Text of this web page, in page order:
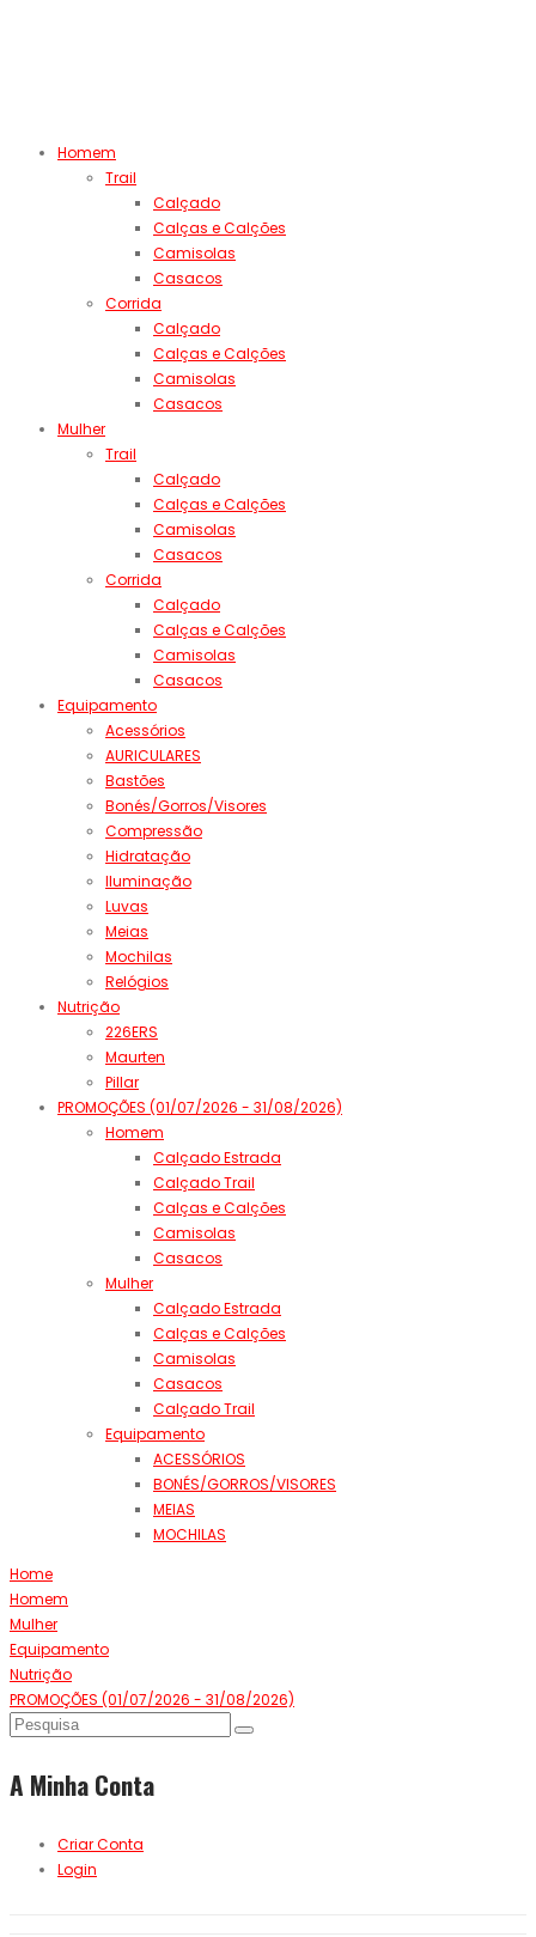
Homem
Trail
Calçado
Calças e Calções
Camisolas
Casacos
Corrida
Calçado
Calças e Calções
Camisolas
Casacos
Mulher
Trail
Calçado
Calças e Calções
Camisolas
Casacos
Corrida
Calçado
Calças e Calções
Camisolas
Casacos
Equipamento
Acessórios
AURICULARES
Bastões
Bonés/Gorros/Visores
Compressão
Hidratação
Iluminação
Luvas
Meias
Mochilas
Relógios
Nutrição
226ERS
Maurten
Pillar
PROMOÇÕES (01/07/2026 - 31/08/2026)
Homem
Calçado Estrada
Calçado Trail
Calças e Calções
Camisolas
Casacos
Mulher
Calçado Estrada
Calças e Calções
Camisolas
Casacos
Calçado Trail
Equipamento
ACESSÓRIOS
BONÉS/GORROS/VISORES
MEIAS
MOCHILAS
Home
Homem
Mulher
Equipamento
Nutrição
PROMOÇÕES (01/07/2026 - 31/08/2026)
A Minha Conta
Criar Conta
Login